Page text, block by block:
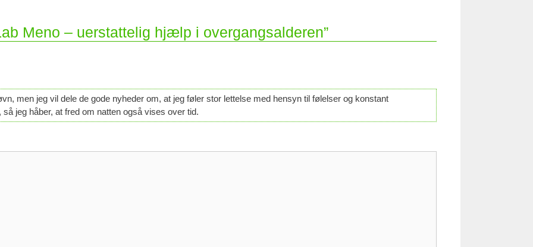
Meno – uerstattelig hjælp i overgangsalderen”
men jeg vil dele de gode nyheder om, at jeg føler stor lettelse med hensyn til følelser og konstant
jeg håber, at fred om natten også vises over tid.